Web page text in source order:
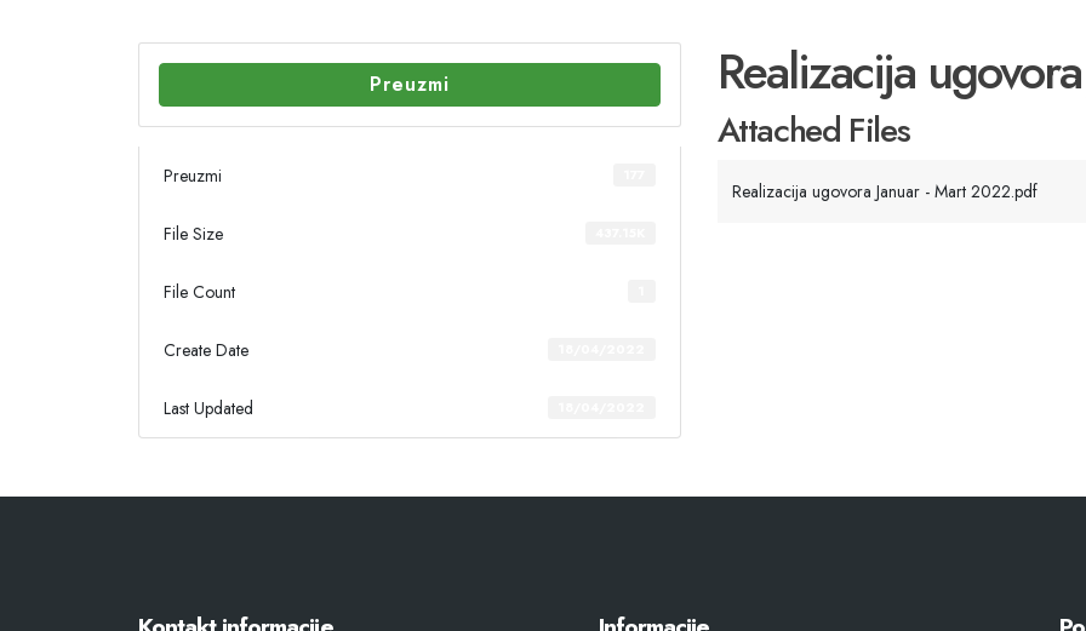
Preuzmi
Preuzmi
File Size
File Count
Create Date
Last Updated
Realizacija
Attached Files
Realizacija ugovora Januar - Mart 2022.pdf